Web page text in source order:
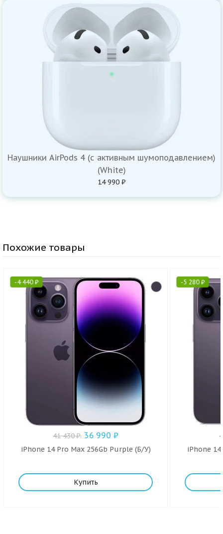
Наушники AirPods 4 (с активным шумоподавлением)
(White)
14 990 ₽
Похожие товары
-4 440₽
41 430₽. 36 990 ₽
iPhone 14 Pro Max 256Gb Purple (Б/У)
Купить
-5 280₽
iPhone